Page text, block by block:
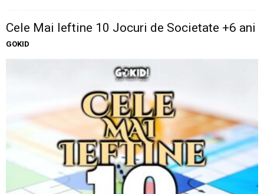
Cele Mai Ieftine 10 Jocuri de Societate +6 ani
GOKID